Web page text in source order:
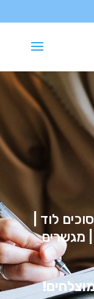
לוד |
מגשרים